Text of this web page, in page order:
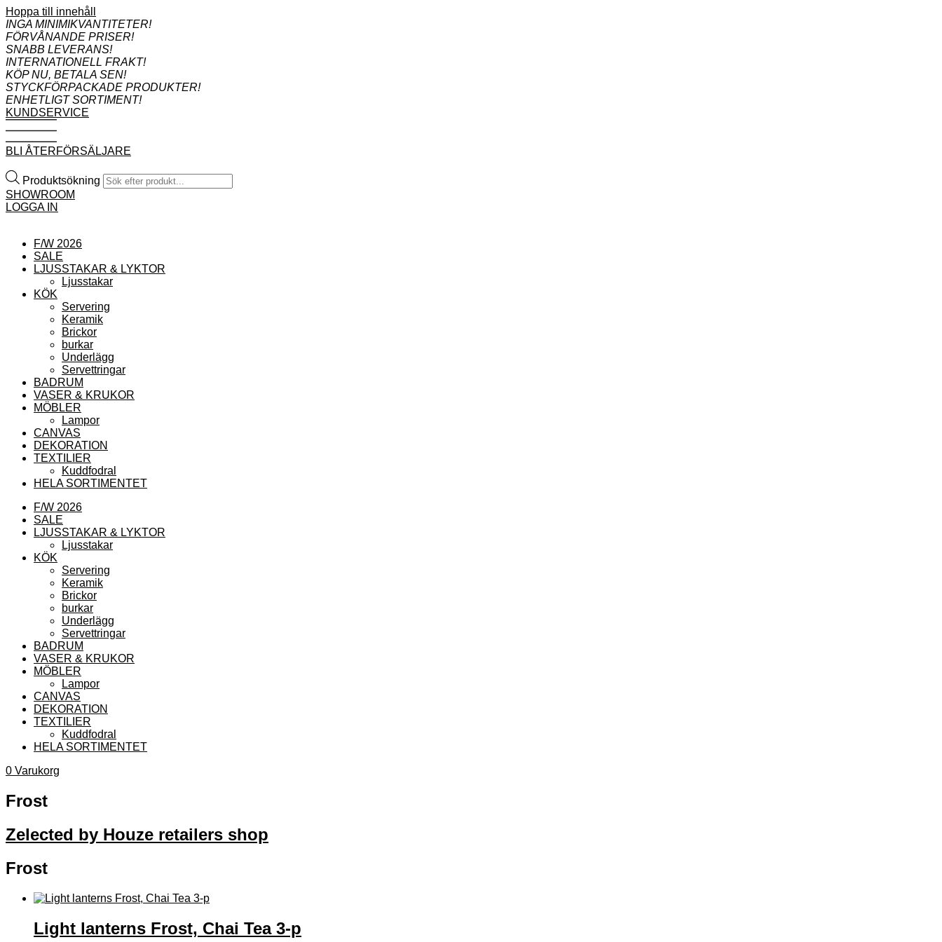
Hoppa till innehåll
INGA MINIMIKVANTITETER!
FÖRVÅNANDE PRISER!
SNABB LEVERANS!
INTERNATIONELL FRAKT!
KÖP NU, BETALA SEN!
STYCKFÖRPACKADE PRODUKTER!
ENHETLIGT SORTIMENT!
KUNDSERVICE
BLI ÅTERFÖRSÄLJARE
Produktsökning
SHOWROOM
LOGGA IN
F/W 2026
SALE
LJUSSTAKAR & LYKTOR
Ljusstakar
KÖK
Servering
Keramik
Brickor
burkar
Underlägg
Servettringar
BADRUM
VASER & KRUKOR
MÖBLER
Lampor
CANVAS
DEKORATION
TEXTILIER
Kuddfodral
HELA SORTIMENTET
F/W 2026
SALE
LJUSSTAKAR & LYKTOR
Ljusstakar
KÖK
Servering
Keramik
Brickor
burkar
Underlägg
Servettringar
BADRUM
VASER & KRUKOR
MÖBLER
Lampor
CANVAS
DEKORATION
TEXTILIER
Kuddfodral
HELA SORTIMENTET
0 Varukorg
Frost
Zelected by Houze retailers shop
Frost
Light lanterns Frost, Chai Tea 3-p